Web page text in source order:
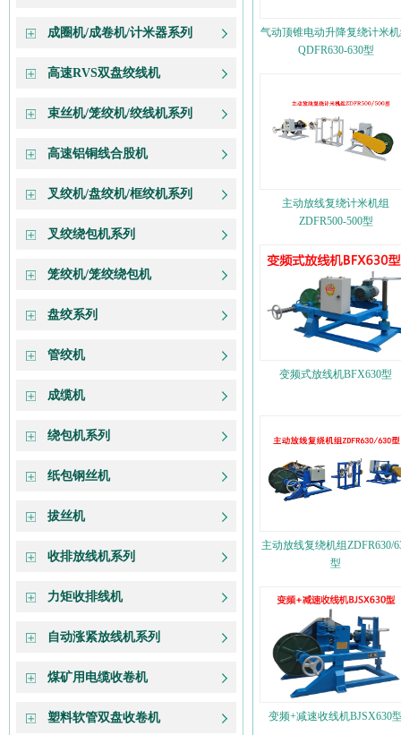
成圈机/成卷机/计米器系列
高速RVS双盘绞线机
束丝机/笼绞机/绞线机系列
高速铝铜线合股机
叉绞机/盘绞机/框绞机系列
叉绞绕包机系列
笼绞机/笼绞绕包机
盘绞系列
管绞机
成缆机
绕包机系列
纸包钢丝机
拔丝机
收排放线机系列
力矩收排线机
自动涨紧放线机系列
煤矿用电缆收卷机
塑料软管双盘收卷机
气动顶锥电动升降复绕计米
QDFR630-630型
主动放线复绕计米机组
ZDFR500-500型
变频式放线机BFX630型
主动放线复绕机组ZDFR630/
型
变频+减速收线机BJSX630